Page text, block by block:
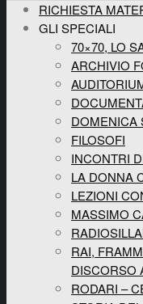
RICHIESTA
GLI SPECIALI
70×70, LO
ARCHIVIO
DOMENICA
FILOSOFI
INCONTRI
LA DONNA
LEZIONI
MASSIMO
RAI,
DISCORSO
RODARI –